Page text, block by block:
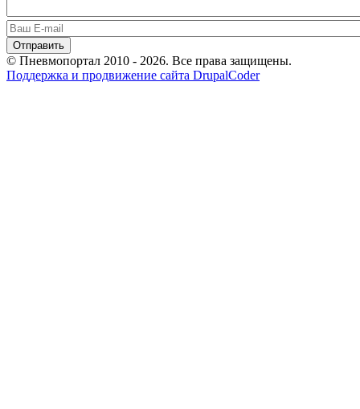
© Пневмопортал 2010 - 2026. Все права защищены.
Поддержка и продвижение сайта DrupalCoder